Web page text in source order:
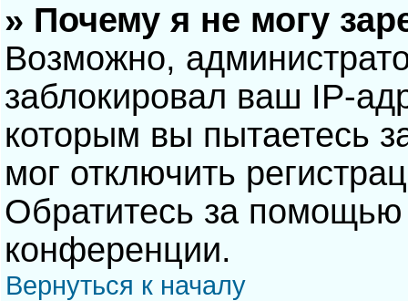
» Почему я не могу
Возможно,
заблокировал ваш IP-
которым вы пытаетесь
мог отключить
Обратитесь за помощью
конференции.
Вернуться к началу